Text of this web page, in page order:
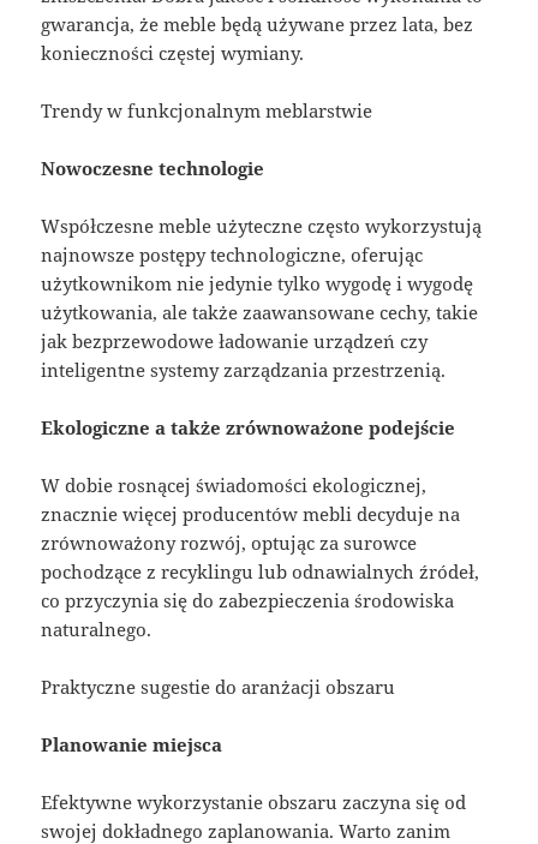
gwarancja, że meble będą używane przez lata, bez
konieczności częstej wymiany.
Trendy w funkcjonalnym meblarstwie
Nowoczesne technologie
Współczesne meble użyteczne często wykorzystują
najnowsze postępy technologiczne, oferując
użytkownikom nie jedynie tylko wygodę i wygodę
użytkowania, ale także zaawansowane cechy, takie
jak bezprzewodowe ładowanie urządzeń czy
inteligentne systemy zarządzania przestrzenią.
Ekologiczne a także zrównoważone podejście
W dobie rosnącej świadomości ekologicznej,
znacznie więcej producentów mebli decyduje na
zrównoważony rozwój, optując za surowce
pochodzące z recyklingu lub odnawialnych źródeł,
co przyczynia się do zabezpieczenia środowiska
naturalnego.
Praktyczne sugestie do aranżacji obszaru
Planowanie miejsca
Efektywne wykorzystanie obszaru zaczyna się od
swojej dokładnego zaplanowania. Warto zanim